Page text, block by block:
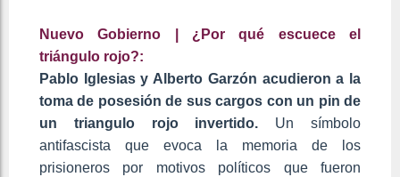
Nuevo Gobierno | ¿Por qué escuece el
triángulo rojo?:
Pablo Iglesias y Alberto Garzón acudieron a la
toma de posesión de sus cargos con un pin de
un triangulo rojo invertido. Un símbolo
antifascista que evoca la memoria de los
prisioneros por motivos políticos que fueron